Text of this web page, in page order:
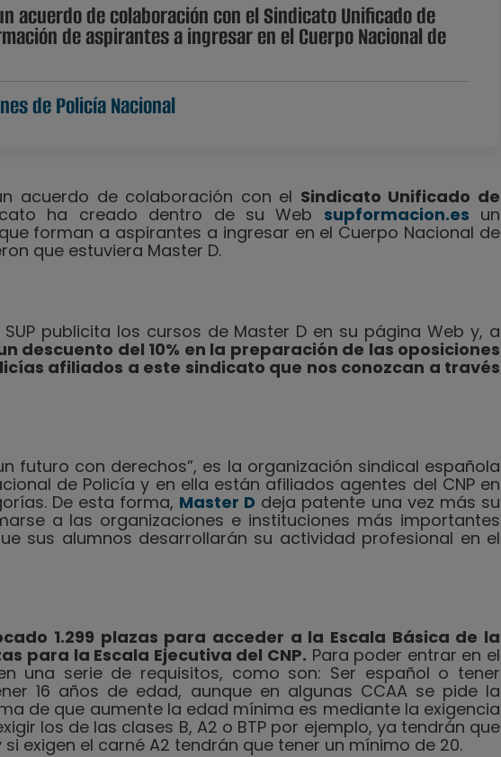
acuerdo de colaboración con el Sindicato Unificado de
de aspirantes a ingresar en el Cuerpo Nacional de
de Policía Nacional
acuerdo de colaboración con el Sindicato Unificado de
ha creado dentro de su Web supformacion.es un
forman a aspirantes a ingresar en el Cuerpo Nacional de
que estuviera Master D.
publicita los cursos de Master D en su página Web y, a
descuento del 10% en la preparación de las oposiciones
afiliados a este sindicato que nos conozcan a través
futuro con derechos”, es la organización sindical española
de Policía y en ella están afiliados agentes del CNP en
De esta forma, Master D deja patente una vez más su
a las organizaciones e instituciones más importantes
sus alumnos desarrollarán su actividad profesional en el
1.299 plazas para acceder a la Escala Básica de la
para la Escala Ejecutiva del CNP. Para poder entrar en el
una serie de requisitos, como son: Ser español o tener
16 años de edad, aunque en algunas CCAA se pide la
de que aumente la edad mínima es mediante la exigencia
los de las clases B, A2 o BTP por ejemplo, ya tendrán que
exigen el carné A2 tendrán que tener un mínimo de 20.